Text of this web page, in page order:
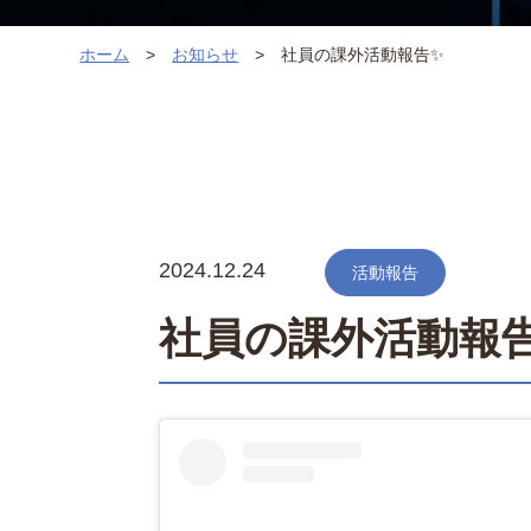
ホーム お知らせ 社員の課外活動報告✨
2024.12.24 活動報告
社員の課外活動報